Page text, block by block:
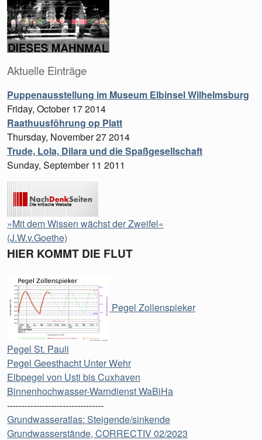
Aktuelle Einträge
Puppenausstellung im Museum Elbinsel Wilhelmsburg
Friday, October 17 2014
Raathuusföhrung op Platt
Thursday, November 27 2014
Trude, Lola, Dilara und die Spaßgesellschaft
Sunday, September 11 2011
»Mit dem Wissen wächst der Zweifel«
(J.W.v.Goethe)
HIER KOMMT DIE FLUT
Pegel Zollenspieker
Pegel St. Pauli
Pegel Geesthacht Unter Wehr
Elbpegel von Usti bis Cuxhaven
Binnenhochwasser-Warndienst WaBiHa
---------------------------------
Grundwasseratlas: Steigende/sinkende
Grundwasserstände, CORRECTIV 02/2023